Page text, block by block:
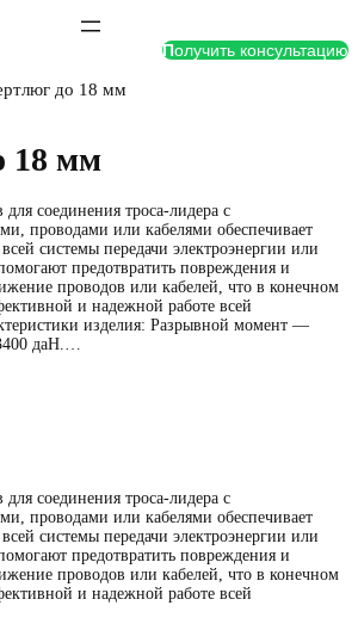
Получить консультацию
до 18 мм
18 мм
соединения троса-лидера с
проводами или кабелями обеспечивает
системы передачи электроэнергии или
предотвратить повреждения и
проводов или кабелей, что в конечном
и надежной работе всей
изделия: Разрывной момент —
даН.…
соединения троса-лидера с
проводами или кабелями обеспечивает
системы передачи электроэнергии или
предотвратить повреждения и
проводов или кабелей, что в конечном
и надежной работе всей